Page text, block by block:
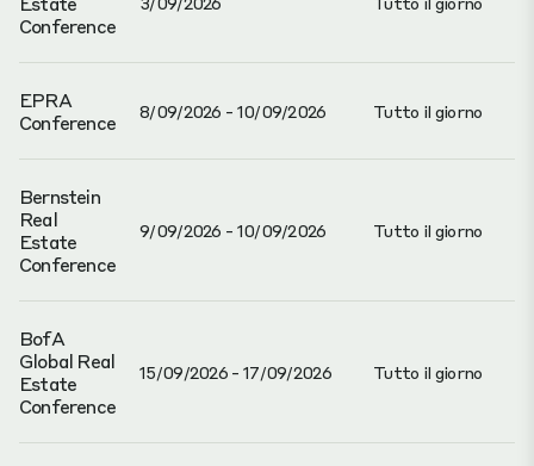
Conference
EPRA
Conference
8/09/2026 - 10/09/2026 Tutto il giorno
Bernstein
Real
Estate
Conference
9/09/2026 - 10/09/2026 Tutto il giorno
BofA
Global Real
Estate
Conference
15/09/2026 - 17/09/2026 Tutto il giorno